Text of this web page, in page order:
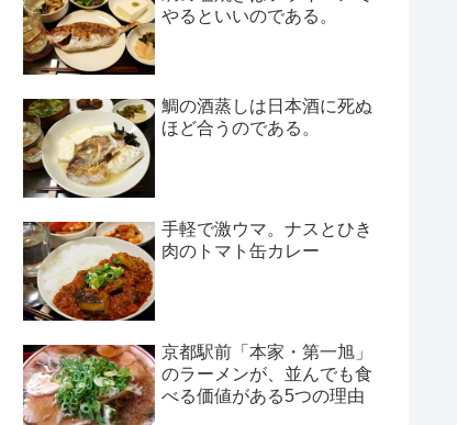
やるといいのである。
鯛の酒蒸しは日本酒に死ぬ
ほど合うのである。
手軽で激ウマ。ナスとひき
肉のトマト缶カレー
京都駅前「本家・第一旭」
のラーメンが、並んでも食
べる価値がある5つの理由